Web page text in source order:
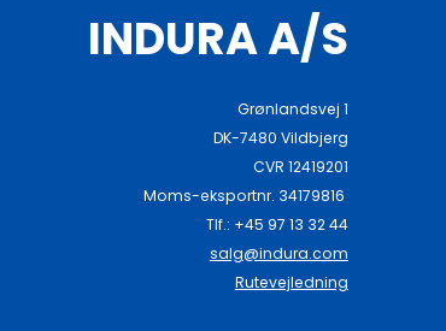
INDURA A/S
Grønlandsvej 1
DK-7480 Vildbjerg
CVR 12419201
Moms-eksportnr. 34179816
Tlf.: +45 97 13 32 44
salg@indura.com
Rutevejledning